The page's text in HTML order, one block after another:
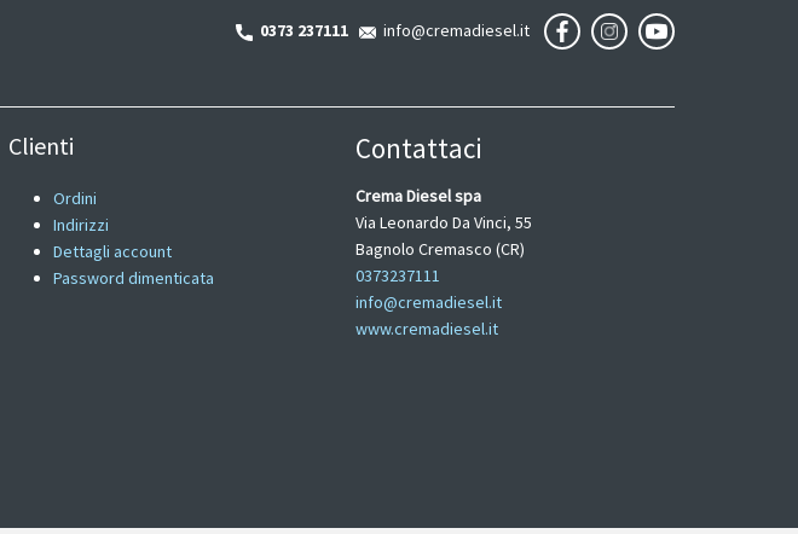
info@cremadiesel.it
0373 237111
Clienti
Ordini
Indirizzi
Dettagli account
Password dimenticata
Contattaci
Crema Diesel spa
Via Leonardo Da Vinci, 55
Bagnolo Cremasco (CR)
0373237111
info@cremadiesel.it
www.cremadiesel.it